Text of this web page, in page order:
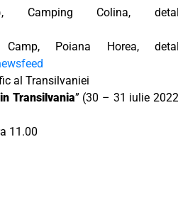
Colina,
Poiana Horea,
al Transilvaniei
Transilvania” (30 – 31 iulie
11.00